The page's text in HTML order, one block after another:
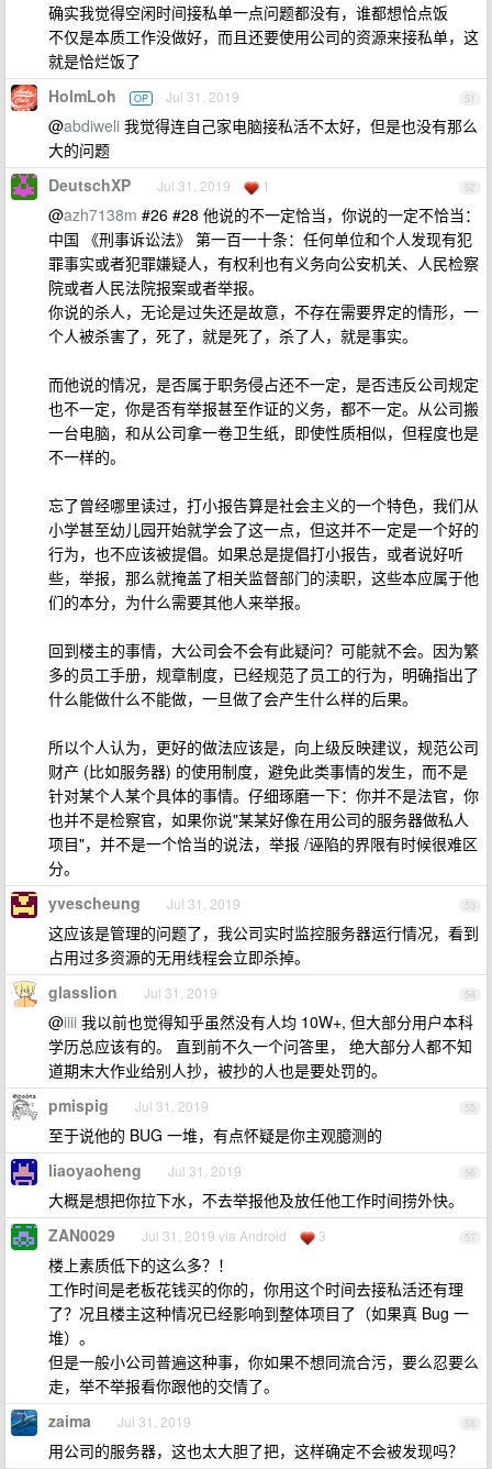
确实我觉得空闲时间接私单一点问题都没有，谁都想恰点饭
不仅是本质工作没做好，而且还要使用公司的资源来接私单，这
就是恰烂饭了
51
HolmLoh OP Jul 31, 2019
@abdiweli 我觉得连自己家电脑接私活不太好，但是也没有那么
大的问题
52
DeutschXP Jul 31, 2019 1
@azh7138m #26 #28 他说的不一定恰当，你说的一定不恰当：
中国 《刑事诉讼法》 第一百一十条：任何单位和个人发现有犯
罪事实或者犯罪嫌疑人，有权利也有义务向公安机关、人民检察
院或者人民法院报案或者举报。
你说的杀人，无论是过失还是故意，不存在需要界定的情形，一
个人被杀害了，死了，就是死了，杀了人，就是事实。
而他说的情况，是否属于职务侵占还不一定，是否违反公司规定
也不一定，你是否有举报甚至作证的义务，都不一定。从公司搬
一台电脑，和从公司拿一卷卫生纸，即使性质相似，但程度也是
不一样的。
忘了曾经哪里读过，打小报告算是社会主义的一个特色，我们从
小学甚至幼儿园开始就学会了这一点，但这并不一定是一个好的
行为，也不应该被提倡。如果总是提倡打小报告，或者说好听
些，举报，那么就掩盖了相关监督部门的渎职，这些本应属于他
们的本分，为什么需要其他人来举报。
回到楼主的事情，大公司会不会有此疑问？可能就不会。因为繁
多的员工手册，规章制度，已经规范了员工的行为，明确指出了
什么能做什么不能做，一旦做了会产生什么样的后果。
所以个人认为，更好的做法应该是，向上级反映建议，规范公司
财产 (比如服务器) 的使用制度，避免此类事情的发生，而不是
针对某个人某个具体的事情。仔细琢磨一下：你并不是法官，你
也并不是检察官，如果你说"某某好像在用公司的服务器做私人
项目"，并不是一个恰当的说法，举报 /诬陷的界限有时候很难区
分。
53
yvescheung Jul 31, 2019
这应该是管理的问题了，我公司实时监控服务器运行情况，看到
占用过多资源的无用线程会立即杀掉。
54
glasslion Jul 31, 2019
@iiii 我以前也觉得知乎虽然没有人均 10W+, 但大部分用户本科
学历总应该有的。 直到前不久一个问答里， 绝大部分人都不知
道期末大作业给别人抄，被抄的人也是要处罚的。
55
pmispig Jul 31, 2019
至于说他的 BUG 一堆，有点怀疑是你主观臆测的
56
liaoyaoheng Jul 31, 2019
大概是想把你拉下水，不去举报他及放任他工作时间捞外快。
57
ZAN0029 Jul 31, 2019 via Android 3
楼上素质低下的这么多？！
工作时间是老板花钱买的你的，你用这个时间去接私活还有理
了？况且楼主这种情况已经影响到整体项目了（如果真 Bug 一
堆）。
但是一般小公司普遍这种事，你如果不想同流合污，要么忍要么
走，举不举报看你跟他的交情了。
58
zaima Jul 31, 2019
用公司的服务器，这也太大胆了把，这样确定不会被发现吗？